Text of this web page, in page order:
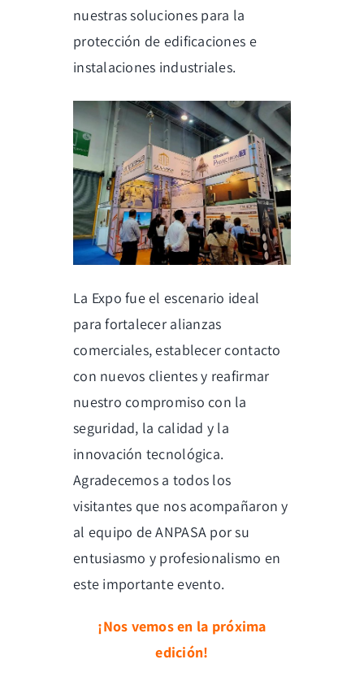
nuestras soluciones para la
protección de edificaciones e
instalaciones industriales.
La Expo fue el escenario ideal
para fortalecer alianzas
comerciales, establecer contacto
con nuevos clientes y reafirmar
nuestro compromiso con la
seguridad, la calidad y la
innovación tecnológica.
Agradecemos a todos los
visitantes que nos acompañaron y
al equipo de ANPASA por su
entusiasmo y profesionalismo en
este importante evento.
¡Nos vemos en la próxima
edición!